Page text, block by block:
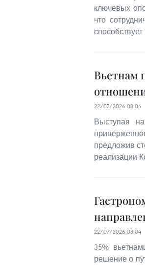
ключевых
что
Вьетнам
22/07/2026 08:04
Выступая
предложив
реализации
22/07/2026 03:04
35%
решение о